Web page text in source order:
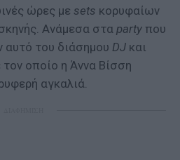
ώρες με sets κορυφαίων
Ανάμεσα σταparty που
του διάσημου DJ και
τον οποίο η Άννα Βίσση
αγκαλιά.